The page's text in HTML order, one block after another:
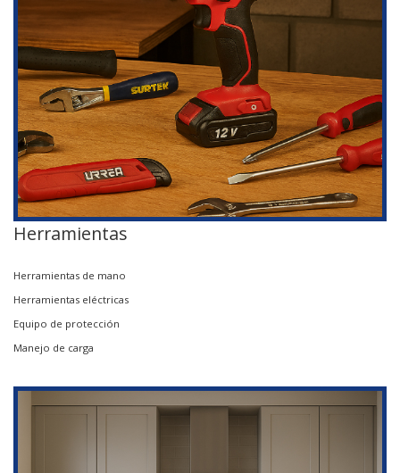
Herramientas
Herramientas de mano
Herramientas eléctricas
Equipo de protección
Manejo de carga